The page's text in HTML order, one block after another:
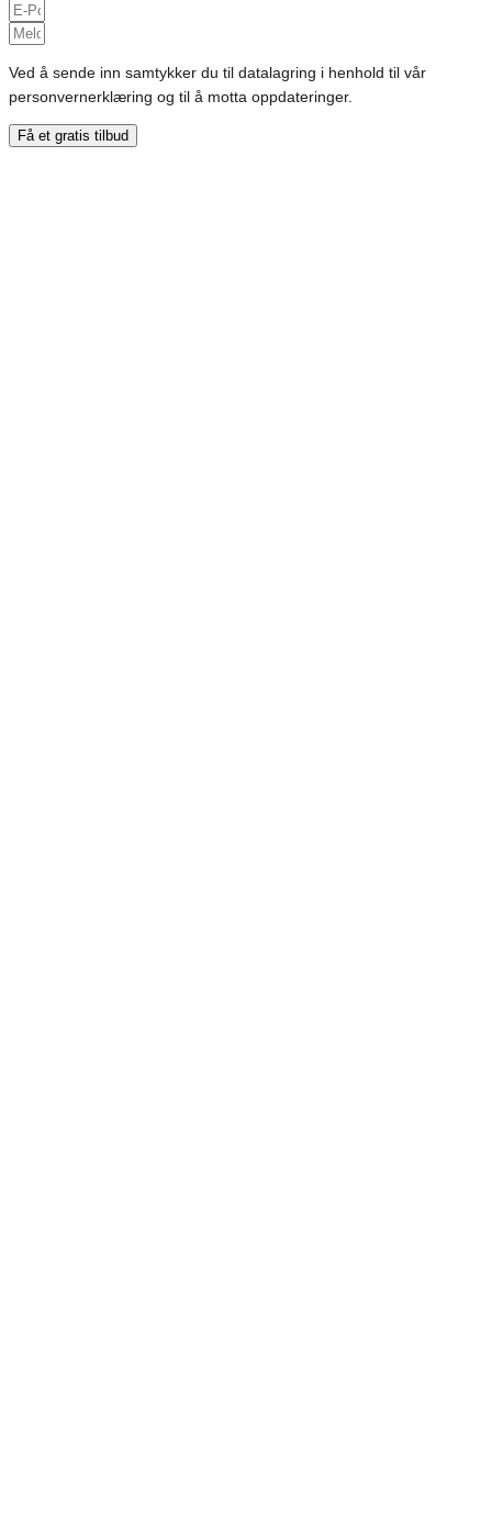
Ved å sende inn samtykker du til datalagring i henhold til vår
personvernerklæring og til å motta oppdateringer.
Få et gratis tilbud